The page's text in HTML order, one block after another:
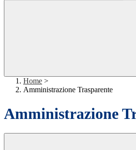
Home >
Amministrazione Trasparente
Amministrazione